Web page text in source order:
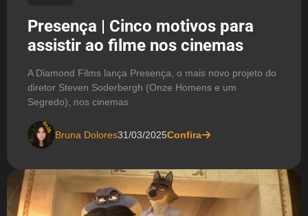
Presença | Cinco motivos para
assistir ao filme nos cinemas
A Diamond Films lança Presença, o mais novo projeto do
diretor Steven Soderbergh (Onze Homens e um
Segredo), nos cinemas
Bruna Dolores31/03/2025Confira